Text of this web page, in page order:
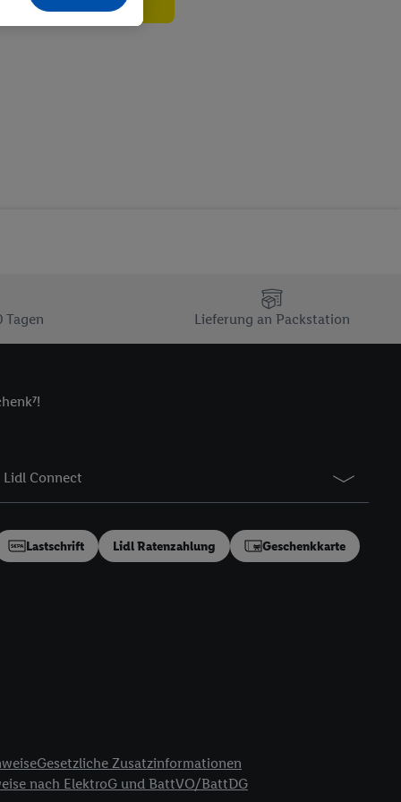
Tagen Lieferung an Packstation
Lidl Connect
Lastschrift Lidl Ratenzahlung Geschenkkarte
Gesetzliche Zusatzinformationen
nach ElektroG und BattVO/BattDG
- sowie Ihre
Speichern von
E-Mail-
verfügbar ist.
und einer
diese Kennung
Dritten betrieben
speziell zur
generell zu
(nur für
Utiq.
sämtlicher
Ihre Einwilligung
gilt auch für die
für Werbung und
Quellen,
Informationen,
von oder